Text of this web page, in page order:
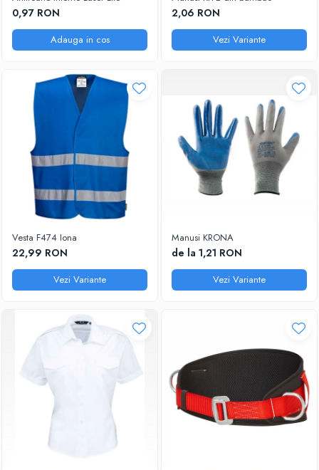
JACHETE DE LUCRU
PANTALONI DE LUCRU
INDUSTRIA ALIMENTARA
GENUNCHIERE
IMBRACAMINTE ANTICHIMICA |
MULTIRISC
CAMASI
FESURI, SEPCI, CAPISOANE
FLEECE
HANORACE
0,97 RON
Adauga in cos
2,06 RON
Vezi Variante
Vesta F474 Iona
22,99 RON
Vezi Variante
Manusi KRONA
de la 1,21 RON
Vezi Variante